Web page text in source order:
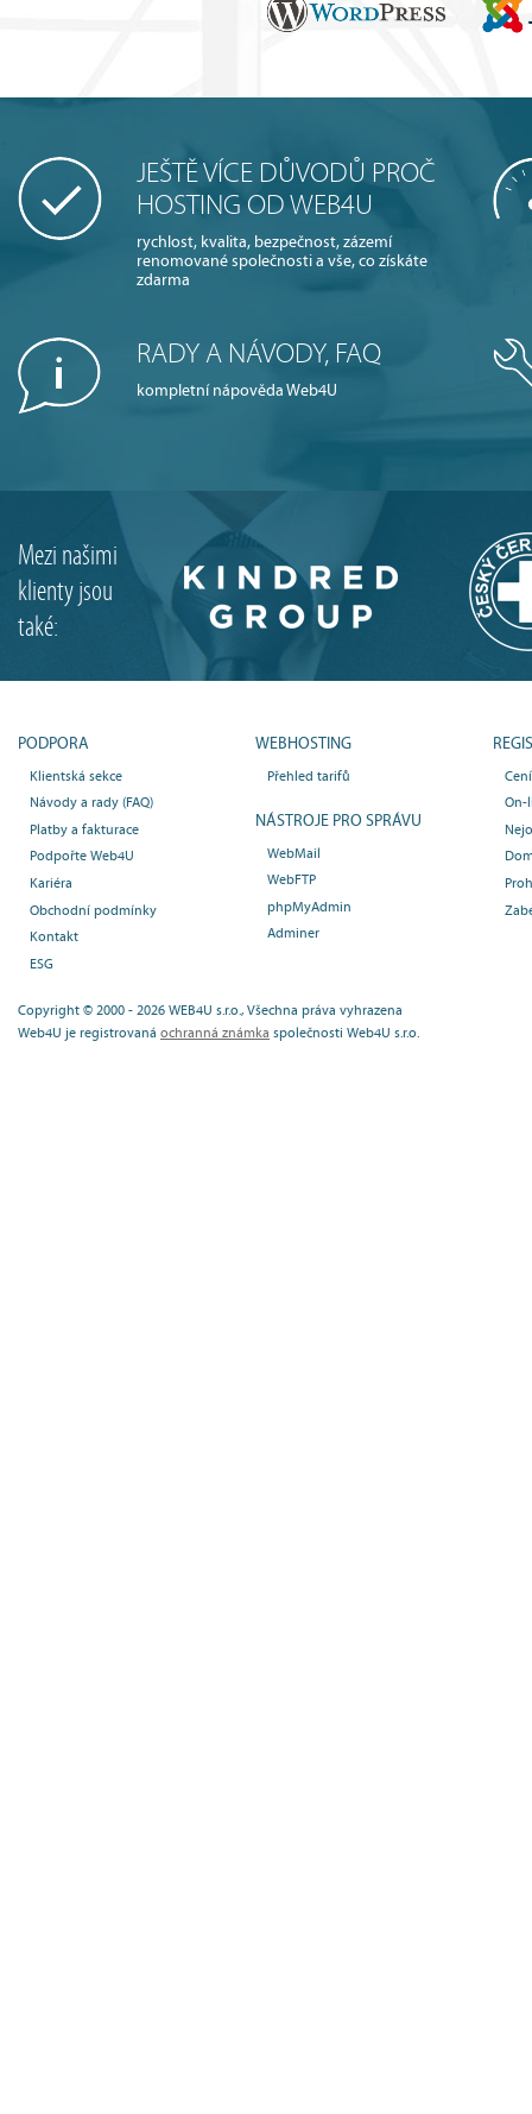
JEŠTĚ VÍCE DŮVODŮ PROČ
HOSTING OD WEB4U
rychlost, kvalita, bezpečnost, zázemí
renomované společnosti a vše, co získáte
zdarma
RADY A NÁVODY, FAQ
kompletní nápověda Web4U
Mezi našimi
klienty jsou
také:
PODPORA
Klientská sekce
Návody a rady (FAQ)
Platby a fakturace
Podpořte Web4U
Kariéra
Obchodní podmínky
Kontakt
ESG
WEBHOSTING
Přehled tarifů
NÁSTROJE PRO SPRÁVU
WebMail
WebFTP
phpMyAdmin
Adminer
On-
Copyright © 2000 - 2026 WEB4U s.r.o., Všechna práva vyhrazena
Web4U je registrovaná ochranná známka společnosti Web4U s.r.o.